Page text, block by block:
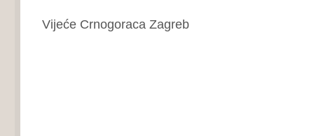
Vijeće Crnogoraca Zagreb